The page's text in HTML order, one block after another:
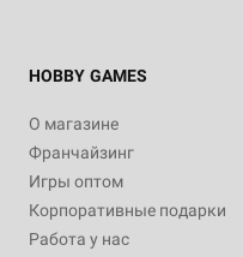
HOBBY GAMES
О магазине
Франчайзинг
Игры оптом
Корпоративные подарки
Работа у нас